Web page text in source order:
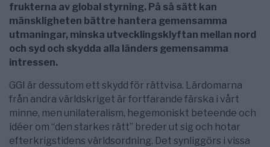
frukterna av global styrning. På så sätt kan
mänskligheten bättre hantera gemensamma
utmaningar, minska utvecklingsklyftan mellan nord
och syd och skydda alla länders gemensamma
intressen.
GGI är dessutom ett skydd för rättvisa. Lärdomarna
från andra världskriget är fortfarande färska i vårt
minne, men unilateralism, hegemoniskt beteende och
idéer om “den starkes rätt” breder ut sig och hotar
efterkrigstidens världsordning. Det synliggörs i vissa